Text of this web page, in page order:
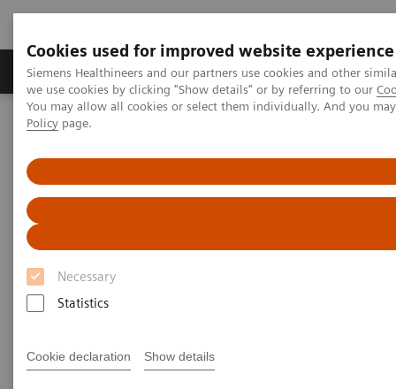
Cookies used for improved website experience
Siemens Healthineers and our partners use cookies and other
we use cookies by clicking "Show details" or by referring to our
You may allow all cookies or select them individually. And you
Policy page.
Necessary
Statistics
Cookie declaration Show details
Productos y servicios Especialidades Clínicas
Siemens Healthineers Latinoamérica
Casos de Estudio
Filter (1 item)